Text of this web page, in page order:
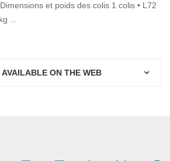
et poids des colis 1 colis • L72
...
ON THE WEB